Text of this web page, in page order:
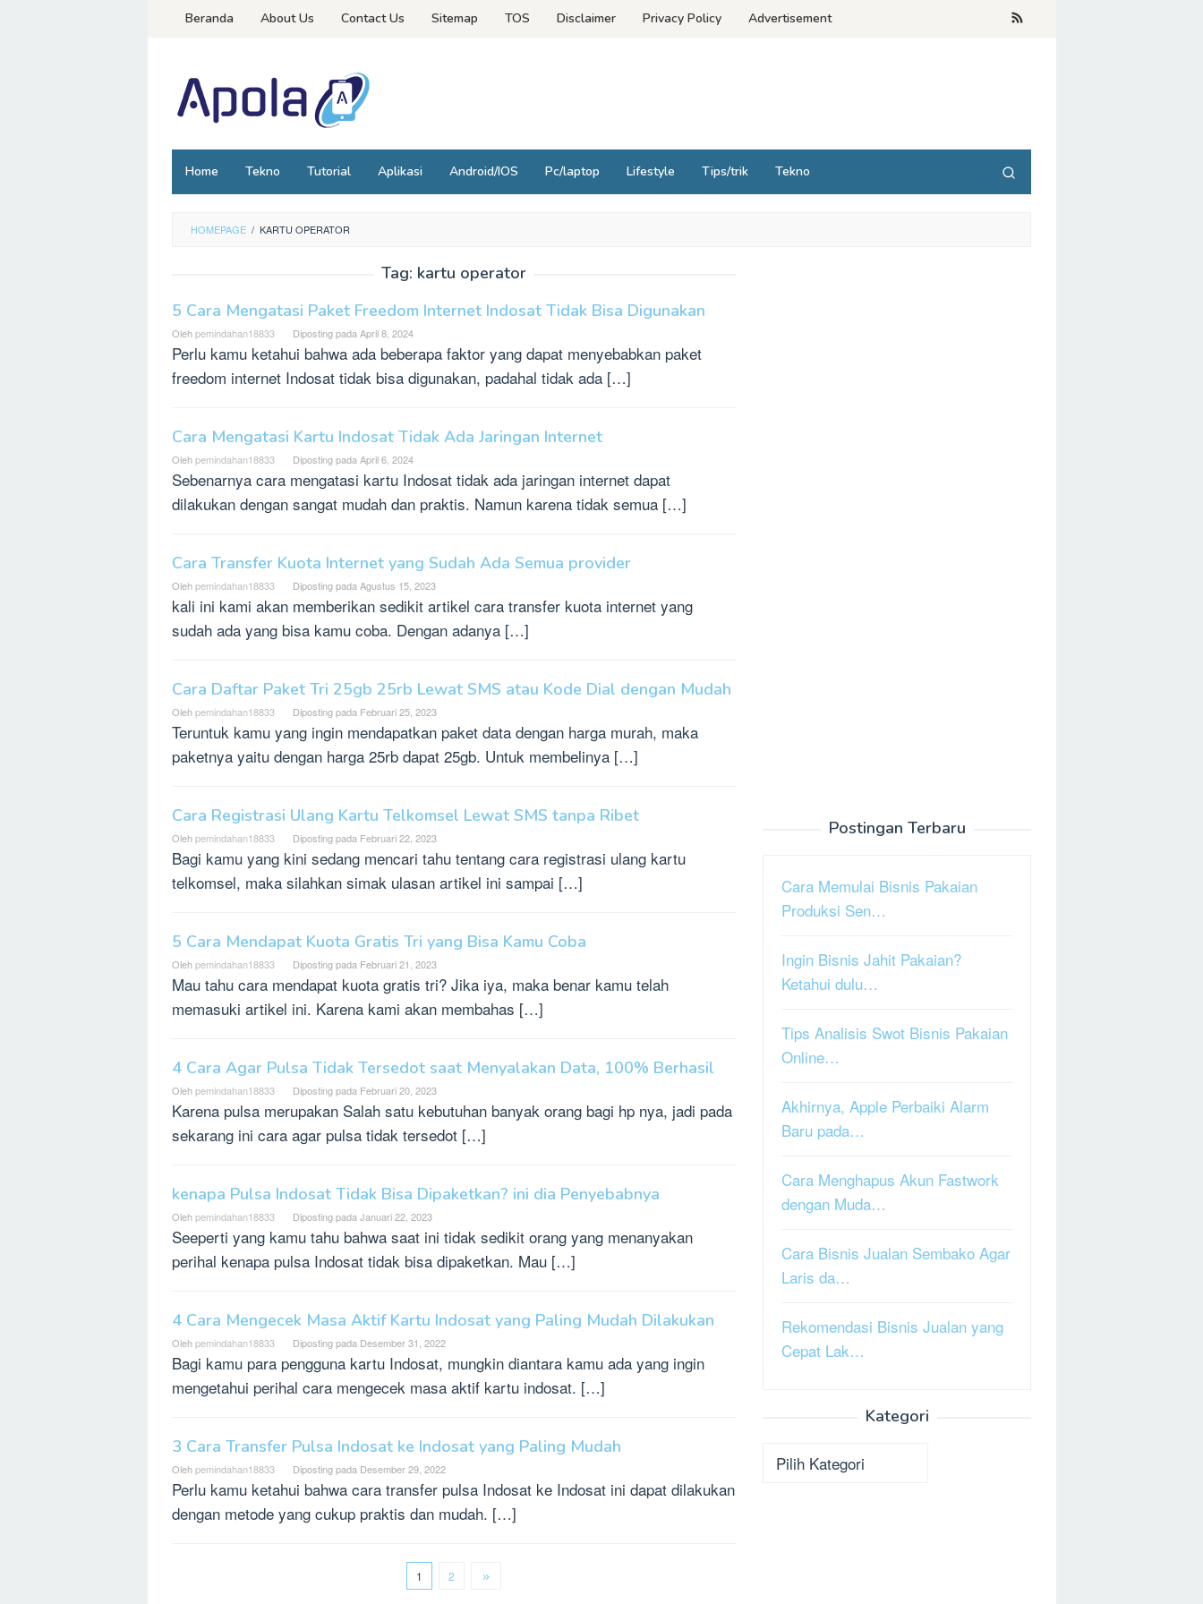
LoncatBeranda About Us Contact Us Sitemap TOS Disclaimer Privacy Policy Advertisement
Home Tekno Tutorial Aplikasi Android/IOS Pc/laptop Lifestyle Tips/trik Tekno
HOMEPAGE / KARTU OPERATOR
Tag: kartu operator
5 Cara Mengatasi Paket Freedom Internet Indosat Tidak Bisa Digunakan
Olehpemindahan18833 Diposting pada April 8, 2024
Perlu kamu ketahui bahwa ada beberapa faktor yang dapat menyebabkan paket
freedom internet Indosat tidak bisa digunakan, padahal tidak ada […]
Cara Mengatasi Kartu Indosat Tidak Ada Jaringan Internet
Olehpemindahan18833 Diposting pada April 6, 2024
Sebenarnya cara mengatasi kartu Indosat tidak ada jaringan internet dapat
dilakukan dengan sangat mudah dan praktis. Namun karena tidak semua […]
Cara Transfer Kuota Internet yang Sudah Ada Semua provider
Olehpemindahan18833 Diposting pada Agustus 15, 2023
kali ini kami akan memberikan sedikit artikel cara transfer kuota internet yang
sudah ada yang bisa kamu coba. Dengan adanya […]
Cara Daftar Paket Tri 25gb 25rb Lewat SMS atau Kode Dial dengan Mudah
Olehpemindahan18833 Diposting pada Februari 25, 2023
Teruntuk kamu yang ingin mendapatkan paket data dengan harga murah, maka
paketnya yaitu dengan harga 25rb dapat 25gb. Untuk membelinya […]
Cara Registrasi Ulang Kartu Telkomsel Lewat SMS tanpa Ribet
Olehpemindahan18833 Diposting pada Februari 22, 2023
Bagi kamu yang kini sedang mencari tahu tentang cara registrasi ulang kartu
telkomsel, maka silahkan simak ulasan artikel ini sampai […]
5 Cara Mendapat Kuota Gratis Tri yang Bisa Kamu Coba
Olehpemindahan18833 Diposting pada Februari 21, 2023
Mau tahu cara mendapat kuota gratis tri? Jika iya, maka benar kamu telah
memasuki artikel ini. Karena kami akan membahas […]
4 Cara Agar Pulsa Tidak Tersedot saat Menyalakan Data, 100% Berhasil
Olehpemindahan18833 Diposting pada Februari 20, 2023
Karena pulsa merupakan Salah satu kebutuhan banyak orang bagi hp nya, jadi pada
sekarang ini cara agar pulsa tidak tersedot […]
kenapa Pulsa Indosat Tidak Bisa Dipaketkan? ini dia Penyebabnya
Olehpemindahan18833 Diposting pada Januari 22, 2023
Seeperti yang kamu tahu bahwa saat ini tidak sedikit orang yang menanyakan
perihal kenapa pulsa Indosat tidak bisa dipaketkan. Mau […]
4 Cara Mengecek Masa Aktif Kartu Indosat yang Paling Mudah Dilakukan
Olehpemindahan18833 Diposting pada Desember 31, 2022
Bagi kamu para pengguna kartu Indosat, mungkin diantara kamu ada yang ingin
mengetahui perihal cara mengecek masa aktif kartu indosat. […]
3 Cara Transfer Pulsa Indosat ke Indosat yang Paling Mudah
Olehpemindahan18833 Diposting pada Desember 29, 2022
Perlu kamu ketahui bahwa cara transfer pulsa Indosat ke Indosat ini dapat dilakukan
dengan metode yang cukup praktis dan mudah. […]
1 2
Postingan Terbaru
Cara Memulai Bisnis Pakaian
Produksi Sen…
Ingin Bisnis Jahit Pakaian?
Ketahui dulu…
Tips Analisis Swot Bisnis Pakaian
Online…
Akhirnya, Apple Perbaiki Alarm
Baru pada…
Cara Menghapus Akun Fastwork
dengan Muda…
Cara Bisnis Jualan Sembako Agar
Laris da…
Rekomendasi Bisnis Jualan yang
Cepat Lak…
Kategori
Kategori